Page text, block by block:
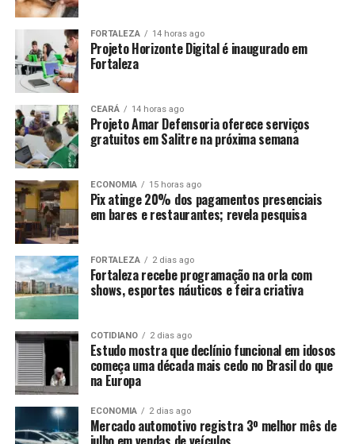
FORTALEZA 14 horas ago
Projeto Horizonte Digital é inaugurado em
Fortaleza
CEARÁ 14 horas ago
Projeto Amar Defensoria oferece serviços
gratuitos em Salitre na próxima semana
ECONOMIA 15 horas ago
Pix atinge 20% dos pagamentos presenciais
em bares e restaurantes; revela pesquisa
FORTALEZA 2 dias ago
Fortaleza recebe programação na orla com
shows, esportes náuticos e feira criativa
COTIDIANO 2 dias ago
Estudo mostra que declínio funcional em idosos
começa uma década mais cedo no Brasil do que
na Europa
ECONOMIA 2 dias ago
Mercado automotivo registra 3º melhor mês de